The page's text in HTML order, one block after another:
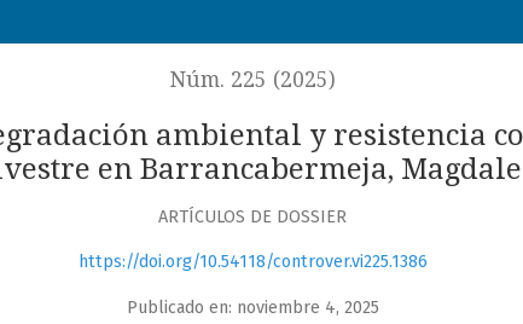
Núm. 225 (2025)
ambiental y resistencia
en Barrancabermeja,
ARTÍCULOS DE DOSSIER
https://doi.org/10.54118/controver.vi225.1386
Publicado en: noviembre 4, 2025